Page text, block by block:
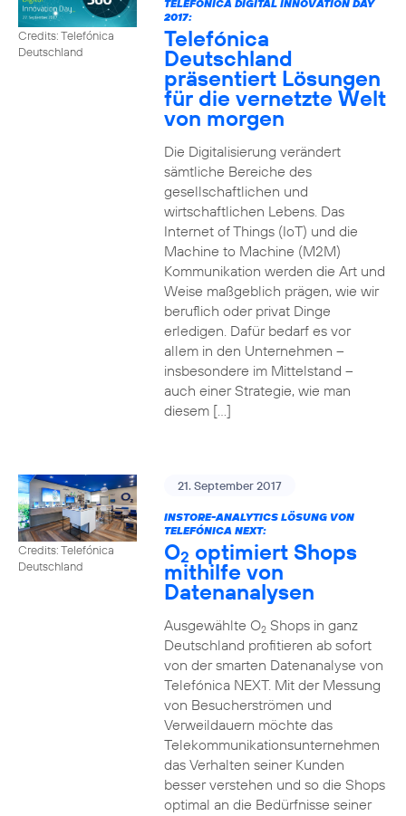
Credits: Telefónica
Deutschland
TELEFÓNICA DIGITAL INNOVATION DAY
2017:
Telefónica
Deutschland
präsentiert Lösungen
für die vernetzte Welt
von morgen
Die Digitalisierung verändert
sämtliche Bereiche des
gesellschaftlichen und
wirtschaftlichen Lebens. Das
Internet of Things (IoT) und die
Machine to Machine (M2M)
Kommunikation werden die Art und
Weise maßgeblich prägen, wie wir
beruflich oder privat Dinge
erledigen. Dafür bedarf es vor
allem in den Unternehmen –
insbesondere im Mittelstand –
auch einer Strategie, wie man
diesem […]
Credits: Telefónica
Deutschland
21. September 2017
INSTORE-ANALYTICS LÖSUNG VON
TELEFÓNICA NEXT:
O2 optimiert Shops
mithilfe von
Datenanalysen
Ausgewählte O2Shops in ganz
Deutschland profitieren ab sofort
von der smarten Datenanalyse von
Telefónica NEXT. Mit der Messung
von Besucherströmen und
Verweildauern möchte das
Telekommunikationsunternehmen
das Verhalten seiner Kunden
besser verstehen und so die Shops
optimal an die Bedürfnisse seiner